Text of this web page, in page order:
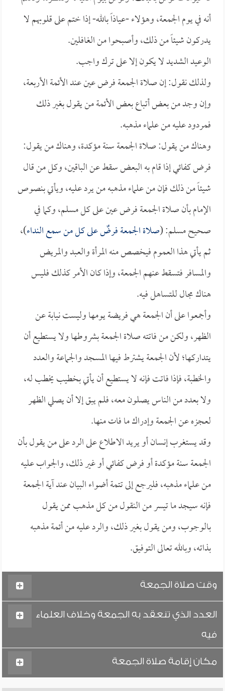
أنه في يوم الجمعة، وهؤلاء -عياذاً بالله- إذا ختم على قلوبهم لا
يدركون شيئاً من ذلك، وأصبحوا من الغافلين.
الوعيد الشديد لا يكون إلا على ترك واجب.
ولذلك نقول: إن صلاة الجمعة فرض عين عند الأئمة الأربعة،
وإن وجد من بعض أتباع بعض الأئمة من يقول بغير ذلك
فمردود عليه من علماء مذهبه.
وهناك من يقول: صلاة الجمعة سنة مؤكدة، وهناك من يقول:
فرض كفائي إذا قام به البعض سقط عن الباقين، وكل من قال
شيئاً من ذلك فإن من علماء مذهبه من يرد عليه، ويأتي بنصوص
الإمام بأن صلاة الجمعة فرض عين على كل مسلم، وكما في
صحيح مسلم: (صلاة الجمعة فرضٌ على كل من سمع النداء)،
ثم يأتي هذا العموم فيخصص منه المرأة والعبد والمريض
والمسافر فتسقط عنهم الجمعة، وإذا كان الأمر كذلك فليس
هناك مجال للتساهل فيه.
وأجمعوا على أن الجمعة هي فريضة يومها وليست نيابة عن
الظهر، ولكن من فاتته صلاة الجمعة بشروطها ولا يستطيع أن
يتداركها؛ لأن الجمعة يشترط فيها المسجد والجماعة والعدد
والخطبة، فإذا فاتت فإنه لا يستطيع أن يأتي بخطيب يخطب له،
ولا بعدد من الناس يصلون معه، فلم يبق إلا أن يصلي الظهر
لعجزه عن الجمعة وإدراك ما فات منها.
وقد يستغرب إنسان أو يريد الاطلاع على الرد على من يقول بأن
الجمعة سنة مؤكدة أو فرض كفائي أو غير ذلك، والجواب عليه
من علماء مذهبه، فليرجع إلى تتمة أضواء البيان عند آية الجمعة
فإنه سيجد ما تيسر من النقول من كل مذهب ممن يقول
بالوجوب، ومن يقول بغير ذلك، والرد عليه من أئمة مذهبه
بذاته، وبالله تعالى التوفيق.
وقت صلاة الجمعة
العدد الذي تنعقد به الجمعة وخلاف العلماء
فيه
مكان إقامة صلاة الجمعة